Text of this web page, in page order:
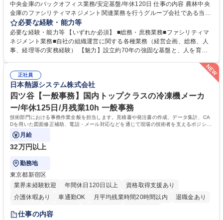
中央金庫のバックオフィス業務/安定基盤/年休120日 仕事の内容 農林中央
金庫のファシリティマネジメント関連業務を行うグループ会社である当社
にて、総務・庶務業務やファシリティマネジメントを行う事務系総合職を
募集いたします。 ■総務・庶務業務：外部委託先（外注先）や契約書の管
理、総務部門での管理業務、会計管理や決算業務、印刷物等の制作管理等
※親会社である農林中央金庫から受託した総務庶務業務 ■ファシリティマ
境構築、ビル管理・設備管理、警備、車両運行管理等 ■自社の組織運営に
関する各種業務（経営企画、総務、人事、経理等） 募集職種 【事務系総
合職】農林中央金庫のバックオフィス業務/安定基盤/年休120日
必要な経験・能力等
必要な経験・能力等 【いずれか必須】 ■総務・庶務業務■ファシリティマ
ネジメント業務■自社の組織運営に関する各種業務（経営企画、総務、人
事、経理等の実務経験） 【魅力】設立約70年の強固な基盤と、人を育て
社。充実した福利厚生と、ワークライフバランスの整った環境がありま
す。 また、業務がしっかりと基準化されており、中途入社でも質問しやす
く馴染みやすい和やかな社風です。さらに、簿記やファシリティマネジャ
ーなどの資格取得に向けた費用負担や報奨金制度が非常に手厚く、成長で
きる環境です。 学歴・資格 学歴：大学院 大学 高専 短大 語学力： 資格：
日商簿記検定2級
正社員
日本熱源システム株式会社
四ツ谷【一般事務】国内トップクラスの冷凍機メーカ
ー/年休125日/月残業10h 一般事務
技術部門における事務作業全般を担当します。見積書や発注書の作成、データ集計、CA
Dを用いた図面修正補助、電話・メール対応などを通じて現場の技術者を支えるポジショ
ンです。
月給
32万円以上
勤務地
東京都新宿区
業界未経験歓迎
年間休日120日以上
資格取得支援あり
介護休暇あり
車通勤OK 月平均残業時間20時間以内
退職金あり
賞与あり
交通費支給
仕事の内容